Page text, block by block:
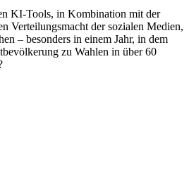
KI-Tools, in Kombination mit der
Verteilungsmacht der sozialen Medien,
– besonders in einem Jahr, in dem
zu Wahlen in über 60